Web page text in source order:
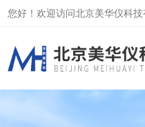
您好！欢迎访问北京美华仪科技